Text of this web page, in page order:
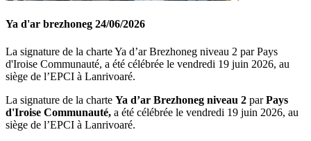
Ya d'ar brezhoneg 24/06/2026
La signature de la charte Ya d’ar Brezhoneg niveau 2 par Pays
d'Iroise Communauté, a été célébrée le vendredi 19 juin 2026, au
siège de l’EPCI à Lanrivoaré.
La signature de la charte Ya d’ar Brezhoneg niveau 2 parPays
d'Iroise Communauté, a été célébrée le vendredi 19 juin 2026, au
siège de l’EPCI à Lanrivoaré.